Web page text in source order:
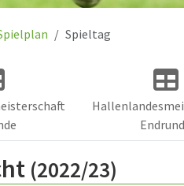
Spieltag
(2022/23)